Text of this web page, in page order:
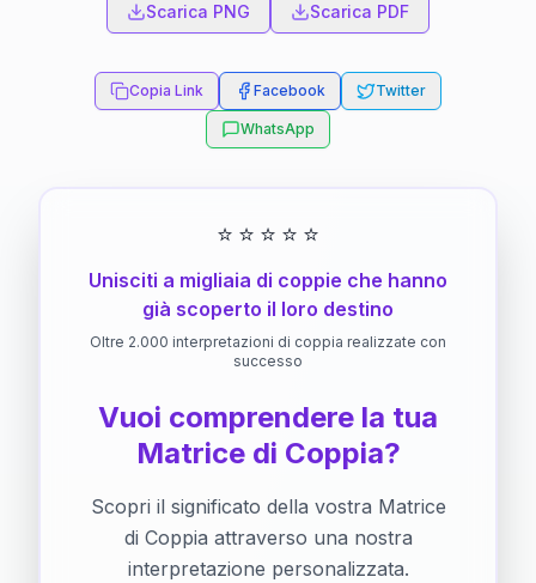
Scarica PNG Scarica PDF
Copia Link Facebook Twitter
WhatsApp
⭐ ⭐ ⭐ ⭐ ⭐
Unisciti a migliaia di coppie che hanno
già scoperto il loro destino
Oltre 2.000 interpretazioni di coppia realizzate con
successo
Vuoi comprendere la tua
Matrice di Coppia?
Scopri il significato della vostra Matrice
di Coppia attraverso una nostra
interpretazione personalizzata.